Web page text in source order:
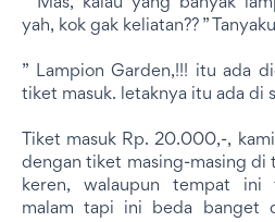
” Mas, kalau yang banyak
yah, kok gak keliatan?? ”
” Lampion Garden,!!! itu ada
tiket masuk. letaknya itu ada di
Tiket masuk Rp. 20.000,-,
dengan tiket masing-masing di
keren, walaupun tempat ini
malam tapi ini beda banget